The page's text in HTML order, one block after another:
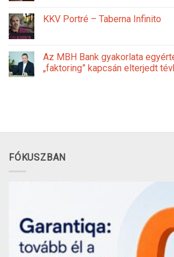
KKV Portré – Taberna Infinito
Az MBH Bank gyakorlata
„faktoring” kapcsán elterjedt
FÓKUSZBAN